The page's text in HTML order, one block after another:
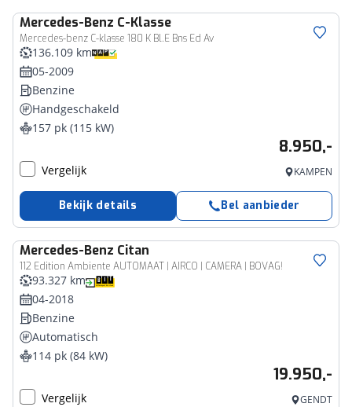
Mercedes-Benz C-Klasse
Mercedes-benz C-klasse 180 K Bl.E Bns Ed Av
136.109 km
05-2009
Benzine
Handgeschakeld
157 pk (115 kW)
8.950,-
Vergelijk KAMPEN
Bekijk details Bel aanbieder
Mercedes-Benz Citan
112 Edition Ambiente AUTOMAAT | AIRCO | CAMERA | BOVAG!
93.327 km
04-2018
Benzine
Automatisch
114 pk (84 kW)
19.950,-
Vergelijk GENDT